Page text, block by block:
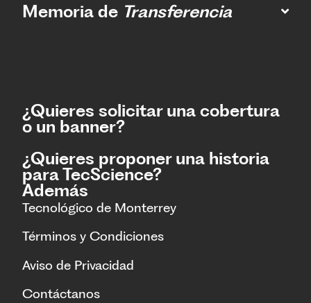
Memoria de Transferencia
¿Quieres solicitar una cobertura
o un banner?
¿Quieres proponer una historia
para TecScience?
Además
Tecnológico de Monterrey
Términos y Condiciones
Aviso de Privacidad
Contáctanos